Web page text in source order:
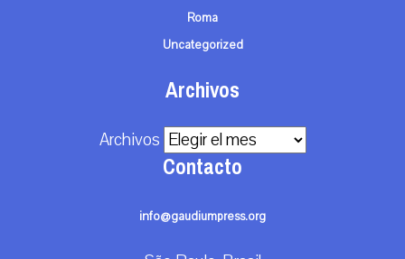
Roma
Uncategorized
Archivos
Archivos
Contacto
info@gaudiumpress.org